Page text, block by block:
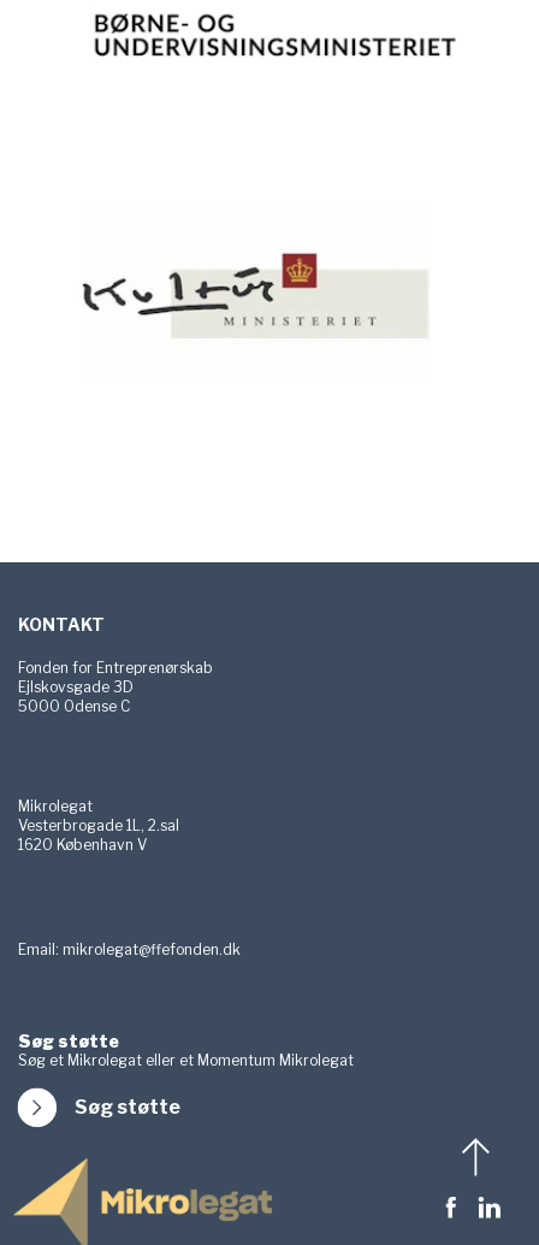
KONTAKT
Fonden for Entreprenørskab
Ejlskovsgade 3D
5000 Odense C
Mikrolegat
Vesterbrogade 1L, 2.sal
1620 København V
Email: mikrolegat@ffefonden.dk
Søg støtte
Søg et Mikrolegat eller et Momentum Mikrolegat
Søg støtte